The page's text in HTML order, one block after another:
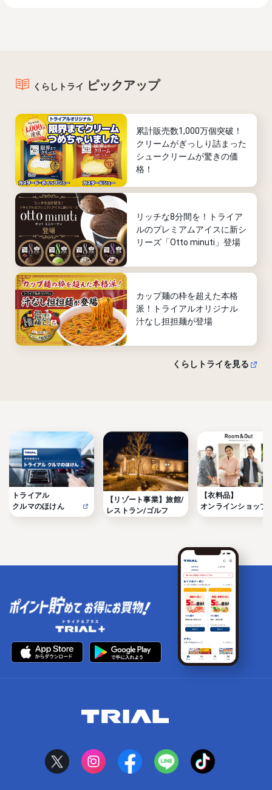
くらしトライ ピックアップ
累計販売数1,000万個突破！
クリームがぎっしり詰まった
シュークリームが驚きの価
格！
リッチな8分間を！トライア
ルのプレミアムアイスに新シ
リーズ「Otto minuti」登場
カップ麺の枠を超えた本格
派！トライアルオリジナル
汁なし担担麺が登場
くらしトライを見る
トライアル
クルマのほけん
【リゾート事業】旅館/
レストラン/ゴルフ
【衣料品】
オンラインショップ